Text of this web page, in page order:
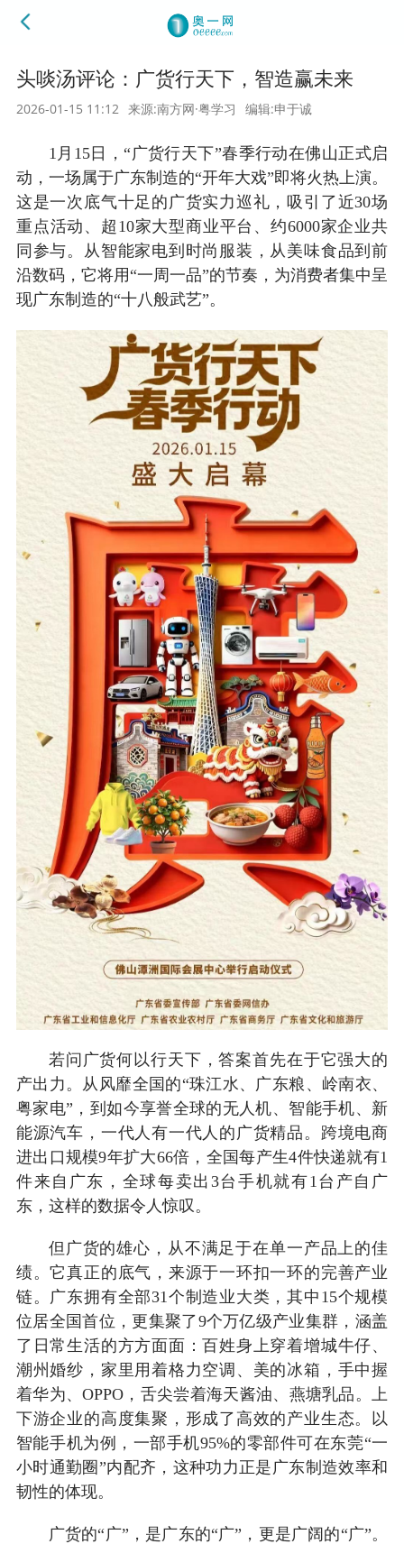
头啖汤评论：广货行天下，智造赢未来
2026-01-15 11:12 来源:南方网·粤学习 编辑:申于诚
1月15日，“广货行天下”春季行动在佛山正式启
动，一场属于广东制造的“开年大戏”即将火热上演。
这是一次底气十足的广货实力巡礼，吸引了近30场
重点活动、超10家大型商业平台、约6000家企业共
同参与。从智能家电到时尚服装，从美味食品到前
沿数码，它将用“一周一品”的节奏，为消费者集中呈
现广东制造的“十八般武艺”。
若问广货何以行天下，答案首先在于它强大的
产出力。从风靡全国的“珠江水、广东粮、岭南衣、
粤家电”，到如今享誉全球的无人机、智能手机、新
能源汽车，一代人有一代人的广货精品。跨境电商
进出口规模9年扩大66倍，全国每产生4件快递就有1
件来自广东，全球每卖出3台手机就有1台产自广
东，这样的数据令人惊叹。
但广货的雄心，从不满足于在单一产品上的佳
绩。它真正的底气，来源于一环扣一环的完善产业
链。广东拥有全部31个制造业大类，其中15个规模
位居全国首位，更集聚了9个万亿级产业集群，涵盖
了日常生活的方方面面：百姓身上穿着增城牛仔、
潮州婚纱，家里用着格力空调、美的冰箱，手中握
着华为、OPPO，舌尖尝着海天酱油、燕塘乳品。上
下游企业的高度集聚，形成了高效的产业生态。以
智能手机为例，一部手机95%的零部件可在东莞“一
小时通勤圈”内配齐，这种功力正是广东制造效率和
韧性的体现。
广货的“广”，是广东的“广”，更是广阔的“广”。